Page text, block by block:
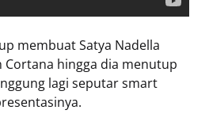
membuat Satya Nadella
Cortana hingga dia menutup
lagi seputar smart